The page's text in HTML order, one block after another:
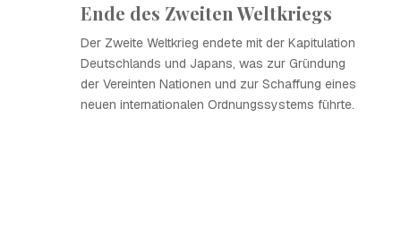
Ende des Zweiten Weltkriegs
Der Zweite Weltkrieg endete mit der Kapitulation
Deutschlands und Japans, was zur Gründung
der Vereinten Nationen und zur Schaffung eines
neuen internationalen Ordnungssystems führte.